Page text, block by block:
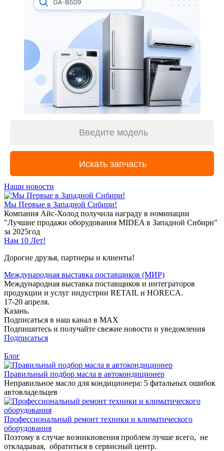
Наши новости
Мы Первые в Западной Сибири!
Компания Айс-Холод получила награду в номинации
"Лучшие продажи оборудования MIDEA в Западной Сибири"
за 2025год
Нам 10 Лет!
Дорогие друзья, партнеры и клиенты!
Международная выставка поставщиков (МИР)
Международная выставка поставщиков и интеграторов
продукции и услуг индустрии RETAIL и HORECA.
17-20 апреля.
Казань.
Подписаться в наш канал в MAX
Подпишитесь и получайте свежие новости и уведомления
Подписаться
Блог
Правильный подбор масла в автокондиционер
Неправильное масло для кондиционера: 5 фатальных ошибок
автовладельцев
Профессиональный ремонт техники и климатического
оборудования
Поэтому в случае возникновения проблем лучше всего, не
откладывая, обратиться в сервисный центр.